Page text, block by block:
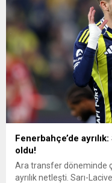
DEVREDE...
Fenerbahçe’de
oldu!
Ara transfer döneminde
ayrılık netleşti. Sarı-